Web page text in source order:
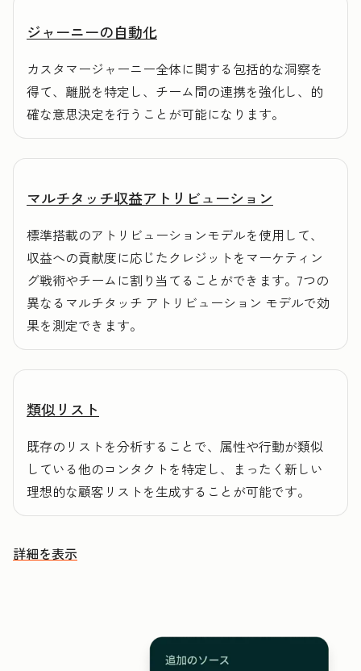
ジャーニーの自動化
カスタマージャーニー全体に関する包括的な洞察を
得て、離脱を特定し、チーム間の連携を強化し、的
確な意思決定を行うことが可能になります。
マルチタッチ収益アトリビューション
標準搭載のアトリビューションモデルを使用して、
収益への貢献度に応じたクレジットをマーケティン
グ戦術やチームに割り当てることができます。7つの
異なるマルチタッチ アトリビューション モデルで効
果を測定できます。
類似リスト
既存のリストを分析することで、属性や行動が類似
している他のコンタクトを特定し、まったく新しい
理想的な顧客リストを生成することが可能です。
詳細を表示
その他の機能を確認する